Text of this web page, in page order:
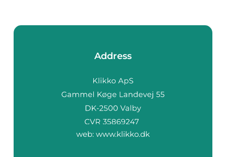
Address
web: www.klikko.dk